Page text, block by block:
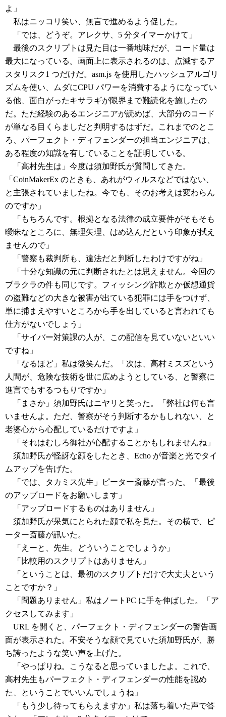
よ」
私はニッコリ笑い、無言で進めるよう促した。
「では、どうぞ。アレクサ、5 分タイマーかけて」
最後のスクリプトは見た目は一番地味だが、コード量は
最大になっている。画面上に表示されるのは、点滅するア
スタリスク1 つだけだ。asm.js を使用したハッシュアルゴリ
ズムを使い、ムダにCPU パワーを消費するようになってい
る他、面白がったキサラギが限界まで難読化を施したの
だ。ただ経験のあるエンジニアが読めば、大部分のコード
が単なる目くらましだと判明するはずだ。これまでのとこ
ろ、パーフェクト・ディフェンダーの担当エンジニアは、
ある程度の知識を有していることを証明している。
「高村先生は」今度は須加野氏が質問してきた。
「CoinMakerEx のときも、あれがウィルスなどではない、
と主張されていましたね。今でも、そのお考えは変わらん
のですか」
「もちろんです。根拠となる法律の成立要件がそもそも
曖昧なところに、無理矢理、はめ込んだという印象が拭え
ませんので」
「警察も裁判所も、違法だと判断したわけですがね」
「十分な知識の元に判断されたとは思えません。今回の
ブラクラの件も同じです。フィッシング詐欺とか仮想通貨
の盗難などの大きな被害が出ている犯罪には手をつけず、
単に捕まえやすいところから手を出していると言われても
仕方がないでしょう」
「サイバー対策課の人が、この配信を見ていないといい
ですね」
「なるほど」私は微笑んだ。「次は、高村ミスズという
人間が、危険な技術を世に広めようとしている、と警察に
進言でもするつもりですか」
「まさか」須加野氏はニヤリと笑った。「弊社は何も言
いませんよ。ただ、警察がそう判断するかもしれない、と
老婆心から心配しているだけですよ」
「それはむしろ御社が心配することかもしれませんね」
須加野氏が怪訝な顔をしたとき、Echo が音楽と光でタイ
ムアップを告げた。
「では、タカミス先生」ピーター斎藤が言った。「最後
のアップロードをお願いします」
「アップロードするものはありません」
須加野氏が呆気にとられた顔で私を見た。その横で、ピ
ーター斎藤が訊いた。
「えーと、先生。どういうことでしょうか」
「比較用のスクリプトはありません」
「ということは、最初のスクリプトだけで大丈夫という
ことですか？」
「問題ありません」私はノートPC に手を伸ばした。「ア
クセスしてみます」
URL を開くと、パーフェクト・ディフェンダーの警告画
面が表示された。不安そうな顔で見ていた須加野氏が、勝
ち誇ったような笑い声を上げた。
「やっぱりね。こうなると思っていましたよ。これで、
高村先生もパーフェクト・ディフェンダーの性能を認め
た、ということでいいんでしょうね」
「もう少し待ってもらえますか」私は落ち着いた声で答